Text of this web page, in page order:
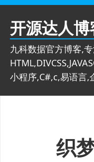
跳
开源达人博
九科数据官方博客,
小程序,C#,c,易语言,
织